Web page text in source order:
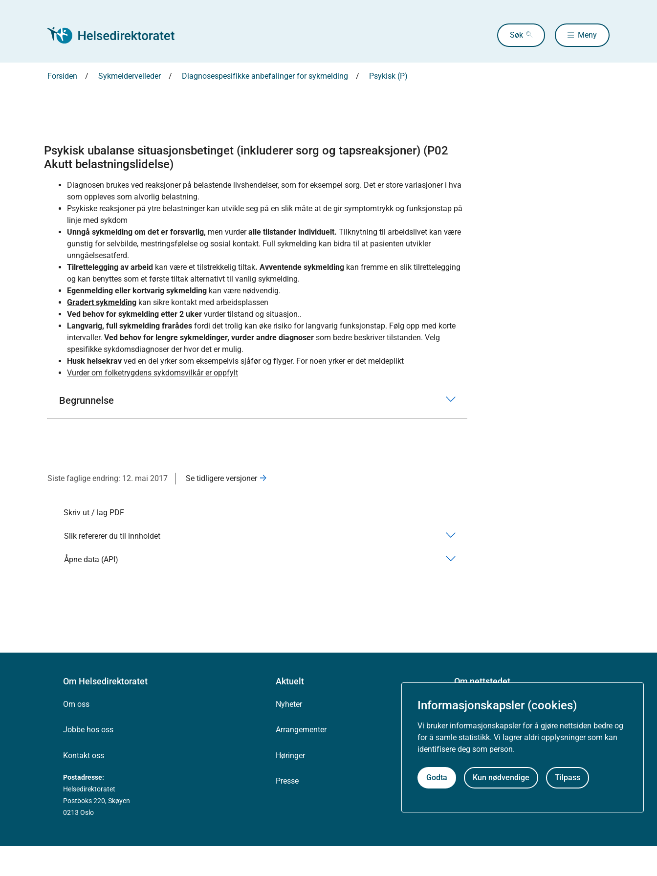
Informasjonskapsler (cookies)
Vi bruker informasjonskapsler for å gjøre nettsiden bedre og
for å samle statistikk. Vi lagrer aldri opplysninger som kan
identifisere deg som person.
Godta Kun nødvendige Tilpass
Søk Meny
Forsiden Sykmelderveileder Diagnosespesifikke anbefalinger for sykmelding Psykisk (P)
Psykisk ubalanse situasjonsbetinget (inkluderer sorg og tapsreaksjoner) (P02
Akutt belastningslidelse)
Diagnosen brukes ved reaksjoner på belastende livshendelser, som for eksempel sorg. Det er store variasjoner i hva
som oppleves som alvorlig belastning.
Psykiske reaksjoner på ytre belastninger kan utvikle seg på en slik måte at de gir symptomtrykk og funksjonstap på
linje med sykdom
Unngå sykmelding om det er forsvarlig, men vurderalle tilstander individuelt. Tilknytning til arbeidslivet kan være
gunstig for selvbilde, mestringsfølelse og sosial kontakt. Full sykmelding kan bidra til at pasienten utvikler
unngåelsesatferd.
Tilrettelegging av arbeid kan være et tilstrekkelig tiltak. Avventende sykmelding kan fremme en slik tilrettelegging
og kan benyttes som et første tiltak alternativt til vanlig sykmelding.
Egenmelding eller kortvarig sykmelding kan være nødvendig.
Gradert sykmelding kan sikre kontakt med arbeidsplassen
Ved behov for sykmelding etter 2 uker vurder tilstand og situasjon..
Langvarig, full sykmelding frarådes fordi det trolig kan øke risiko for langvarig funksjonstap. Følg opp med korte
intervaller. Ved behov for lengre sykmeldinger, vurder andre diagnoser som bedre beskriver tilstanden. Velg
spesifikke sykdomsdiagnoser der hvor det er mulig.
Husk helsekrav ved en del yrker som eksempelvis sjåfør og flyger. For noen yrker er det meldeplikt
Vurder om folketrygdens sykdomsvilkår er oppfylt
Begrunnelse
Siste faglige endring: 12. mai 2017 Se tidligere versjoner
Skriv ut / lag PDF
Slik refererer du til innholdet
Åpne data (API)
Om Helsedirektoratet
Om oss
Jobbe hos oss
Kontakt oss
Postadresse:
Helsedirektoratet
Postboks 220, Skøyen
0213 Oslo
Aktuelt
Nyheter
Arrangementer
Høringer
Presse
Om nettstedet
Personvernerklæring
Tilgjengelighetserklæring (uustatus.no)
Besøksstatistikk og informasjonskapsler
Nyhetsvarsel og abonnement